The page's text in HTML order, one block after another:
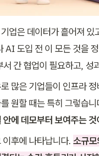
업은 데이터가 흩어져
AI 도입 전 이 모든 것을
서 간 협업이 필요하고, 성
많은 기업들이 인프라
원할 때는 특히 그렇습니
에 데모부터 보여주는
이후에 나타납니다. 소규